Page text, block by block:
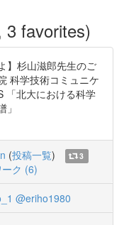
3 favorites)
】杉山滋郎先生のご
科学技術コミュニケ
「北大における科学
(投稿一覧)
3
ク (6)
@eriho1980